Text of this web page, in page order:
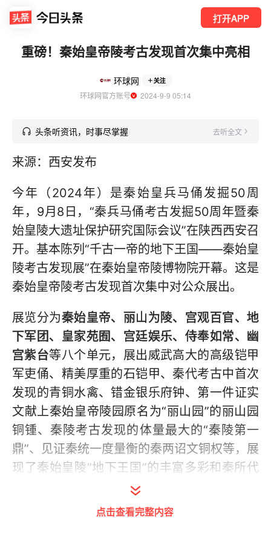
打开APP
重磅！秦始皇帝陵考古发现首次集中亮相
环球网 关注
环球网官方账号
  2024-9-9 05:14
头条听资讯，时事尽掌握 去听全文
来源：西安发布
今年（2024年）是秦始皇兵马俑发掘50周
年，9月8日，“秦兵马俑考古发掘50周年暨秦
始皇陵大遗址保护研究国际会议”在陕西西安召
开。基本陈列“千古一帝的地下王国——秦始皇
陵考古发现展”在秦始皇帝陵博物院开幕。这是
秦始皇帝陵考古发现首次集中对公众展出。
展览分为秦始皇帝、丽山为陵、宫观百官、地
下军团、皇家苑囿、宫廷娱乐、侍奉如常、幽
宫紫台等八个单元，展出威武高大的高级铠甲
军吏俑、精美厚重的石铠甲、秦代考古中首次
发现的青铜水禽、错金银乐府钟、第一件证实
文献上秦始皇帝陵园原名为“丽山园”的丽山园
铜锺、秦陵考古发现的体量最大的“秦陵第一
鼎”、见证秦统一度量衡的秦两诏文铜权等，展
现了秦始皇陵“地下王国”的丰富多彩和秦所代
点击查看完整内容